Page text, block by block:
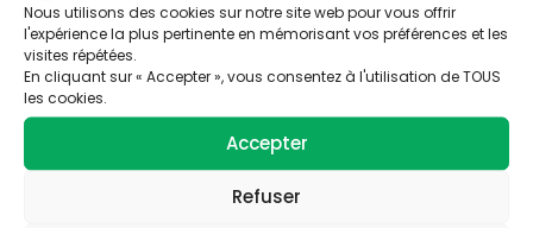
Nous utilisons des cookies sur notre site web pour vous offrir
l'expérience la plus pertinente en mémorisant vos préférences et les
visites répétées.
En cliquant sur « Accepter », vous consentez à l'utilisation de TOUS
les cookies.
Accepter
Refuser